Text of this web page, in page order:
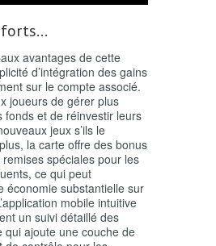
forts…
avantages de cette
d’intégration des gains
sur le compte associé.
joueurs de gérer plus
fonds et de réinvestir leurs
jeux s’ils le
la carte offre des bonus
spéciales pour les
ce qui peut
économie substantielle sur
mobile intuitive
un suivi détaillé des
qui ajoute une couche de